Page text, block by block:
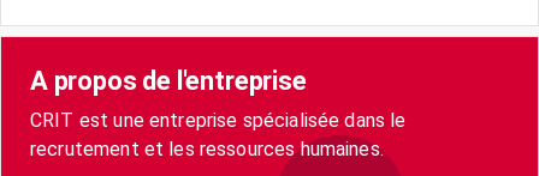
A propos de l'entreprise
CRIT est une entreprise spécialisée dans le
recrutement et les ressources humaines.